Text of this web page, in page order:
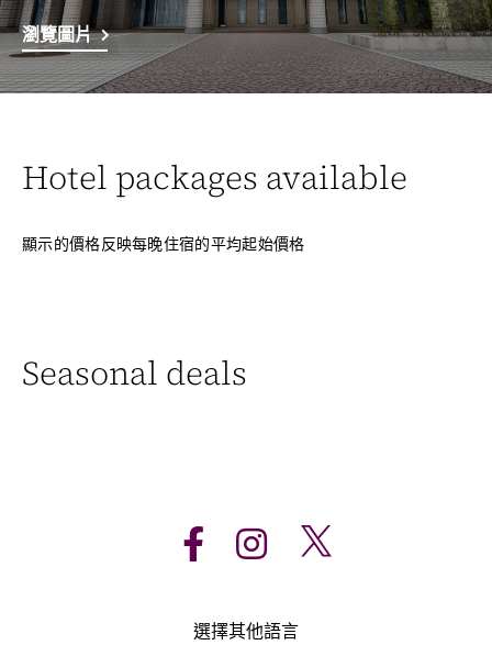
瀏覽圖片
Hotel packages available
顯示的價格反映每晚住宿的平均起始價格
Seasonal deals
選擇其他語言